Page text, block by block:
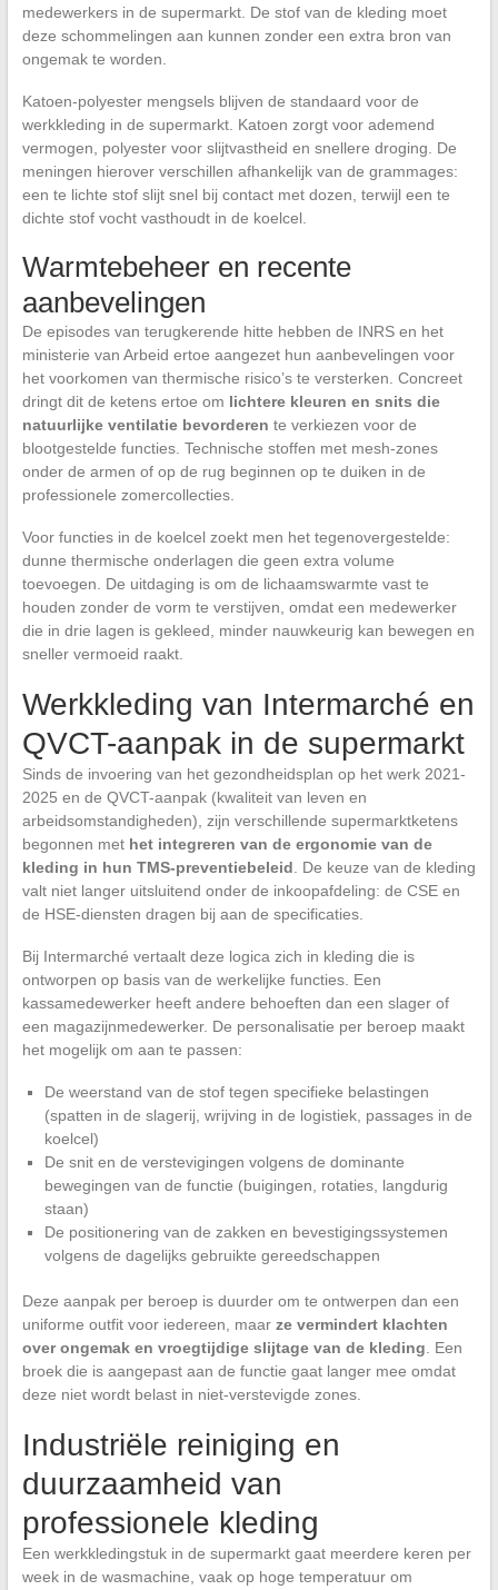
medewerkers in de supermarkt. De stof van de kleding moet
deze schommelingen aan kunnen zonder een extra bron van
ongemak te worden.
Katoen-polyester mengsels blijven de standaard voor de
werkkleding in de supermarkt. Katoen zorgt voor ademend
vermogen, polyester voor slijtvastheid en snellere droging. De
meningen hierover verschillen afhankelijk van de grammages:
een te lichte stof slijt snel bij contact met dozen, terwijl een te
dichte stof vocht vasthoudt in de koelcel.
Warmtebeheer en recente
aanbevelingen
De episodes van terugkerende hitte hebben de INRS en het
ministerie van Arbeid ertoe aangezet hun aanbevelingen voor
het voorkomen van thermische risico’s te versterken. Concreet
dringt dit de ketens ertoe om lichtere kleuren en snits die
natuurlijke ventilatie bevorderen te verkiezen voor de
blootgestelde functies. Technische stoffen met mesh-zones
onder de armen of op de rug beginnen op te duiken in de
professionele zomercollecties.
Voor functies in de koelcel zoekt men het tegenovergestelde:
dunne thermische onderlagen die geen extra volume
toevoegen. De uitdaging is om de lichaamswarmte vast te
houden zonder de vorm te verstijven, omdat een medewerker
die in drie lagen is gekleed, minder nauwkeurig kan bewegen en
sneller vermoeid raakt.
Werkkleding van Intermarché en
QVCT-aanpak in de supermarkt
Sinds de invoering van het gezondheidsplan op het werk 2021-
2025 en de QVCT-aanpak (kwaliteit van leven en
arbeidsomstandigheden), zijn verschillende supermarktketens
begonnen met het integreren van de ergonomie van de
kleding in hun TMS-preventiebeleid. De keuze van de kleding
valt niet langer uitsluitend onder de inkoopafdeling: de CSE en
de HSE-diensten dragen bij aan de specificaties.
Bij Intermarché vertaalt deze logica zich in kleding die is
ontworpen op basis van de werkelijke functies. Een
kassamedewerker heeft andere behoeften dan een slager of
een magazijnmedewerker. De personalisatie per beroep maakt
het mogelijk om aan te passen:
De weerstand van de stof tegen specifieke belastingen
(spatten in de slagerij, wrijving in de logistiek, passages in de
koelcel)
De snit en de verstevigingen volgens de dominante
bewegingen van de functie (buigingen, rotaties, langdurig
staan)
De positionering van de zakken en bevestigingssystemen
volgens de dagelijks gebruikte gereedschappen
Deze aanpak per beroep is duurder om te ontwerpen dan een
uniforme outfit voor iedereen, maar ze vermindert klachten
over ongemak en vroegtijdige slijtage van de kleding. Een
broek die is aangepast aan de functie gaat langer mee omdat
deze niet wordt belast in niet-verstevigde zones.
Industriële reiniging en
duurzaamheid van
professionele kleding
Een werkkledingstuk in de supermarkt gaat meerdere keren per
week in de wasmachine, vaak op hoge temperatuur om